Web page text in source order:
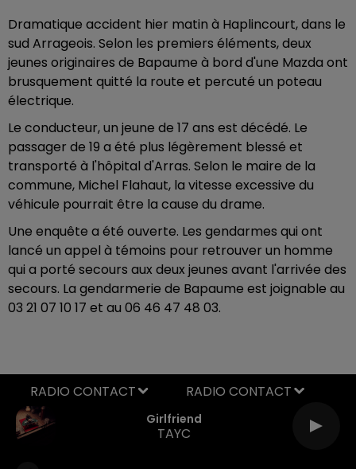
Dramatique accident hier matin à Haplincourt, dans le
sud Arrageois. Selon les premiers éléments, deux
jeunes originaires de Bapaume à bord d'une Mazda ont
brusquement quitté la route et percuté un poteau
électrique.
Le conducteur, un jeune de 17 ans est décédé. Le
passager de 19 a été plus légèrement blessé et
transporté à l'hôpital d'Arras. Selon le maire de la
commune, Michel Flahaut, la vitesse excessive du
véhicule pourrait être la cause du drame.
Une enquête a été ouverte. Les gendarmes qui ont
lancé un appel à témoins pour retrouver un homme
qui a porté secours aux deux jeunes avant l'arrivée des
secours. La gendarmerie de Bapaume est joignable au
03 21 07 10 17 et au 06 46 47 48 03.
Girlfriend
TAYC
RADIO CONTACT